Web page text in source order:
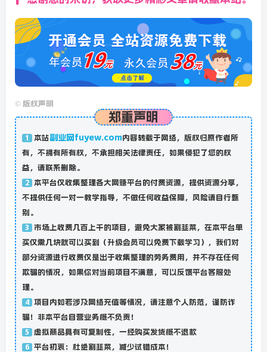
© 版权声明
郑重声明
1 本站副业网fuyew.com内容转载于网络，版权归原作者所
有，不拥有所有权，不承担相关法律责任，如果侵犯了您的权
益，请联系删除。
2 本平台仅收集整理各大网赚平台的付费资源，提供资源分享，
不提供任何一对一教学指导，不做任何收益保障，风险请自行甄
别。
3 市场上收费几百上千的项目，避免大家被割韭菜，在本平台单
买仅需几块就可以买到（升级会员可以免费下载学习），我们对
部分资源进行收费仅是出于收集整理的劳务费用，并不存在任何
欺骗的情况，如果你对当前项目不满意，可以反馈平台客服处
理。
4 项目内如若涉及网络充值等情况，请注意个人防范，谨防诈
骗！非本平台自营业务概不负责！
5 虚拟商品具有可复制性，一经购买发货概不退款
6 平台初衷：杜绝割韭菜，减少试错成本！